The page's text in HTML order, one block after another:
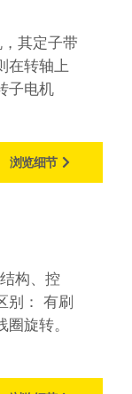
其定子带
在转轴上
子电机
浏览细节
构、控
别： 有刷
旋转。